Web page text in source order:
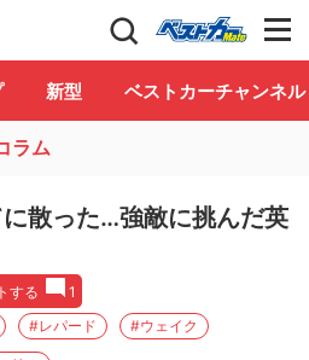
報誌「ベストカー」 Club
新型 ベストカーチャンネル
ラム
散った…強敵に挑んだ英
する
1
#レパード #ウェイク